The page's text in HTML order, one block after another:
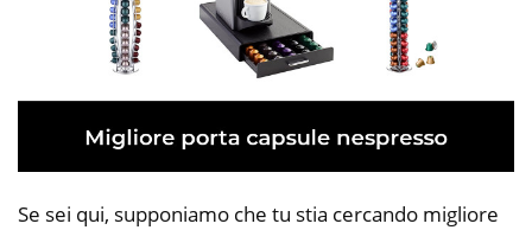
Se sei qui, supponiamo che tu stia cercando migliore